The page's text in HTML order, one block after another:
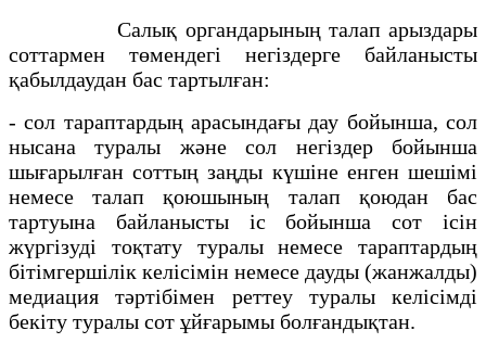
Салық органдарының талап арыздары
соттармен төмендегі негіздерге байланысты
қабылдаудан бас тартылған:
- сол тараптардың арасындағы дау бойынша, сол
нысана туралы және сол негіздер бойынша
шығарылған соттың заңды күшіне енген шешімі
немесе талап қоюшының талап қоюдан бас
тартуына байланысты іс бойынша сот ісін
жүргізуді тоқтату туралы немесе тараптардың
бітімгершілік келісімін немесе дауды (жанжалды)
медиация тәртібімен реттеу туралы келісімді
бекіту туралы сот ұйғарымы болғандықтан.